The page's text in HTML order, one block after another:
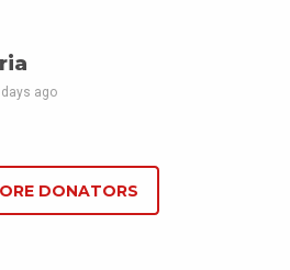
ago
DONATORS